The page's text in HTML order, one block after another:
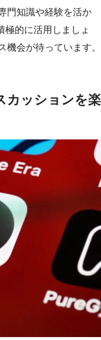
門知識や経験を活か
極的に活用しましょ
機会が待っています。
カッションを楽